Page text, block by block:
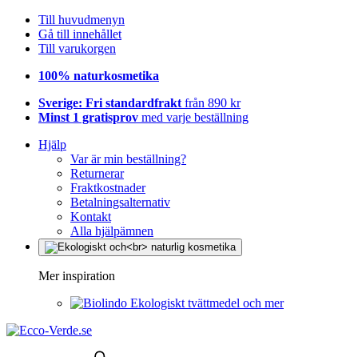
Till huvudmenyn
Gå till innehållet
Till varukorgen
100% naturkosmetika
Sverige: Fri standardfrakt från 890 kr
Minst 1 gratisprov med varje beställning
Hjälp
Var är min beställning?
Returnerar
Fraktkostnader
Betalningsalternativ
Kontakt
Alla hjälpämnen
Mer inspiration
Ekologiskt tvättmedel och mer